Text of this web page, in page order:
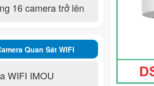
16 camera trở lên
Quan Sát WIFI
WIFI IMOU